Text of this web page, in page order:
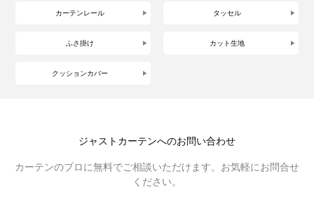
カーテンレール タッセル
ふさ掛け カット生地
クッションカバー
ジャストカーテンへのお問い合わせ
カーテンのプロに無料でご相談いただけます。お気軽にお問合せ
ください。